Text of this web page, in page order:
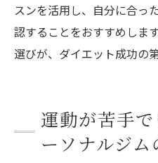
スンを活用し、自分に合っ
認することをおすすめしま
選びが、ダイエット成功の
運動が苦手
ーソナルジム